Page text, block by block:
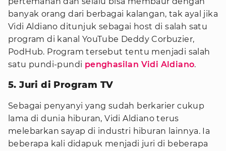
banyak orang dari berbagai kalangan, tak ayal jika
Vidi Aldiano ditunjuk sebagai host di salah satu
program di kanal YouTube Deddy Corbuzier,
PodHub. Program tersebut tentu menjadi salah
satu pundi-pundi penghasilan Vidi Aldiano.
5. Juri di Program TV
Sebagai penyanyi yang sudah berkarier cukup
lama di dunia hiburan, Vidi Aldiano terus
melebarkan sayap di industri hiburan lainnya. Ia
beberapa kali didapuk menjadi juri di beberapa